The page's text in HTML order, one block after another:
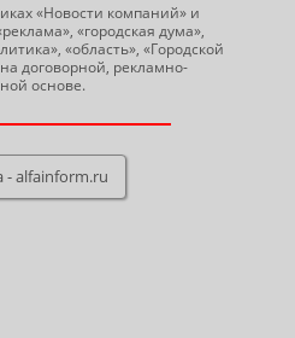
«Новости компаний» и
«городская дума»,
«область», «Городской
договорной, рекламно-
основе.
- alfainform.ru